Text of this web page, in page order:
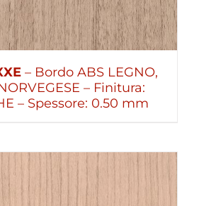
– Bordo ABS LEGNO,
– Finitura:
– Spessore: 0.50 mm